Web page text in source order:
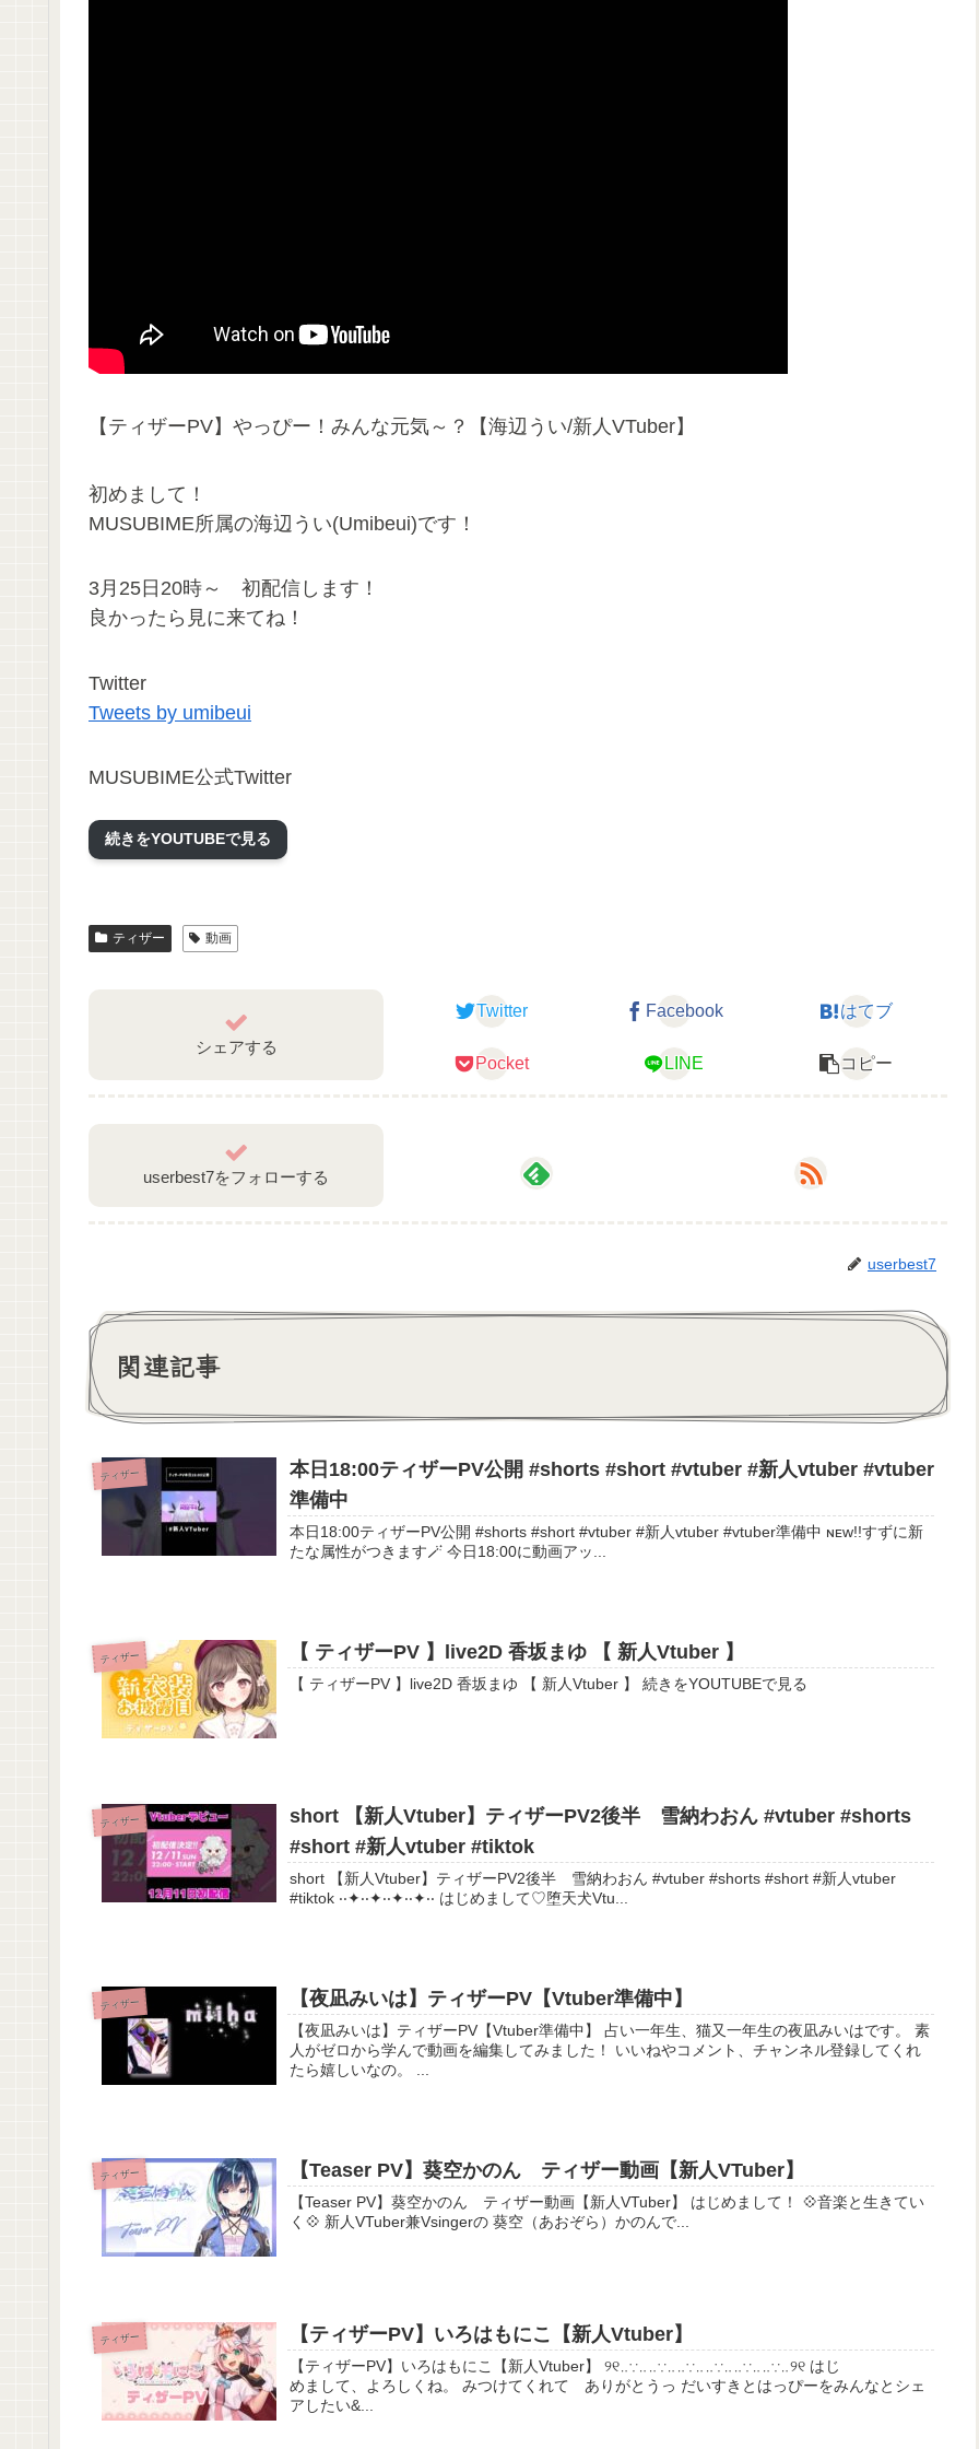
【ティザーPV】やっぴー！みんな元気～？【海辺うい/新人VTuber】
初めまして！
MUSUBIME所属の海辺うい(Umibeui)です！
3月25日20時～ 初配信します！
良かったら見に来てね！
Twitter
Tweets by umibeui
MUSUBIME公式Twitter
続きをYOUTUBEで見る
ティザー 動画
シェアする
Twitter Facebook はてブ
Pocket LINE コピー
userbest7をフォローする
userbest7
関連記事
ティザー
本日18:00ティザーPV公開 #shorts #short #vtuber #新人vtuber #vtuber
準備中
本日18:00ティザーPV公開 #shorts #short #vtuber #新人vtuber #vtuber準備中 ɴᴇᴡ!!すずに新
たな属性がつきます🪄︎ 今日18:00に動画アッ...
ティザー 【 ティザーPV 】live2D 香坂まゆ 【 新人Vtuber 】
【 ティザーPV 】live2D 香坂まゆ 【 新人Vtuber 】 続きをYOUTUBEで見る
ティザー
short 【新人Vtuber】ティザーPV2後半 雪納わおん #vtuber #shorts
#short #新人vtuber #tiktok
short 【新人Vtuber】ティザーPV2後半 雪納わおん #vtuber #shorts #short #新人vtuber
#tiktok ‧‧✦‧‧✦‧‧✦‧‧✦‧‧ はじめまして♡堕天犬Vtu...
ティザー 【夜凪みいは】ティザーPV【Vtuber準備中】
【夜凪みいは】ティザーPV【Vtuber準備中】 占い一年生、猫又一年生の夜凪みいはです。 素
人がゼロから学んで動画を編集してみました！ いいねやコメント、チャンネル登録してくれ
ティザー 【Teaser PV】葵空かのん ティザー動画【新人VTuber】
【Teaser PV】葵空かのん ティザー動画【新人VTuber】 はじめまして！ 💠音楽と生きてい
く💠 新人VTuber兼Vsingerの 葵空（あおぞら）かのんで...
ティザー 【ティザーPV】いろはもにこ【新人Vtuber】
【ティザーPV】いろはもにこ【新人Vtuber】 ୨୧‥∵‥‥∵‥‥∵‥‥∵‥‥∵‥‥∵‥୨୧ はじ
めまして、よろしくね。 みつけてくれて ありがとうっ だいすきとはっぴーをみんなとシェ
アしたい&...